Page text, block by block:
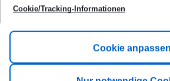
Link A
Cookie/Tracking-Informationen
Cookie anpassen